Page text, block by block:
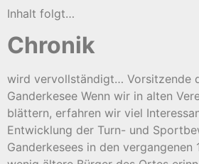
Inhalt folgt…
Chronik
wird vervollständigt… Vorsitzende
Ganderkesee Wenn wir in alten
blättern, erfahren wir viel
Entwicklung der Turn- und
Ganderkesees in den vergangenen